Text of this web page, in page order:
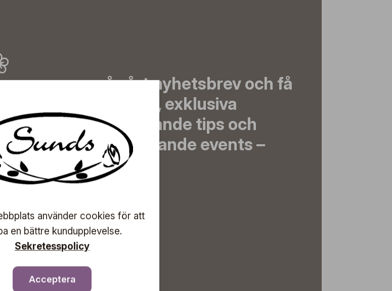
på vårt nyhetsbrev och få
senaste nyheterna, exklusiva
inspirerande tips och
om kommande events –
till din inkorg!
Prenumereraanvänder cookies för att
en bättre kundupplevelse.
Sekretesspolicy
Acceptera